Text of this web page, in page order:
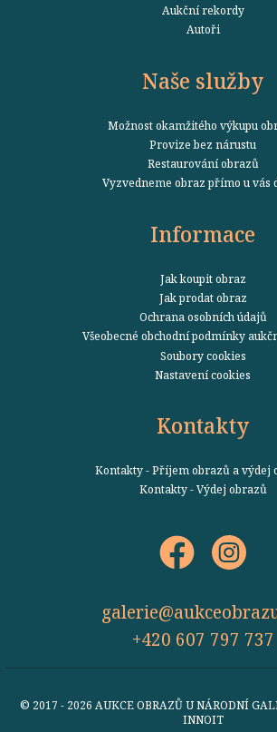
Aukční rekordy
Autoři
Naše služby
Možnost okamžitého výkupu
Provize bez nárustu
Restaurování obrazů
Vyzvedneme obraz přímo u vás
Informace
Jak koupit obraz
Jak prodat obraz
Ochrana osobních údajů
Všeobecné obchodní podmínky
Soubory cookies
Nastavení cookies
Kontakty
Kontakty - Příjem obrazů a výdej
Kontakty - Výdej obrazů
+420 607 797 737
© 2017 - 2026 AUKCE OBRAZŮ U NÁRODNÍ
INNOIT